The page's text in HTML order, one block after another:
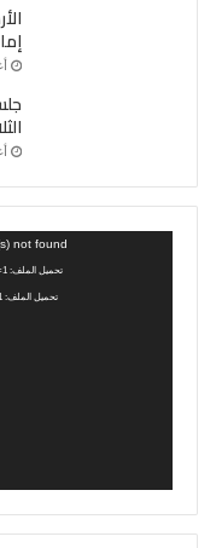
not found
تحميل الملف: https://7areer.com/wp-content/uploads/2019/02/voda2018.mp4?_=1
تحميل الملف: http://7areer.com/wp-content/uploads/2019/02/voda2018.mp4?_=1